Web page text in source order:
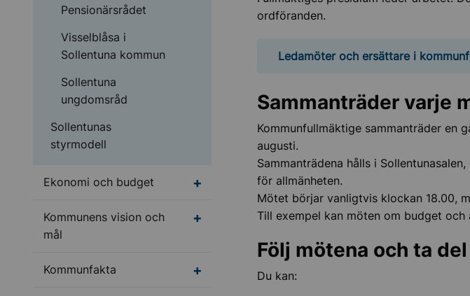
Pensionärsrådet
Visselblåsa i
Sollentuna kommun
Sollentuna
ungdomsråd
Sollentunas
styrmodell
Ekonomi och budget Undermeny för Ekonomi och budget
Kommunens vision och
mål
Undermeny för Kommunens vision och mål
Kommunfakta Undermeny för Kommunfakta
ordföranden.
Ledamöter och ersättare i
Sammanträder varje
Kommunfullmäktige sammanträder en
augusti.
Sammanträdena hålls i
för allmänheten.
Mötet börjar vanligtvis klockan 18.00,
Till exempel kan möten om budget
Följ mötena och ta
Du kan: